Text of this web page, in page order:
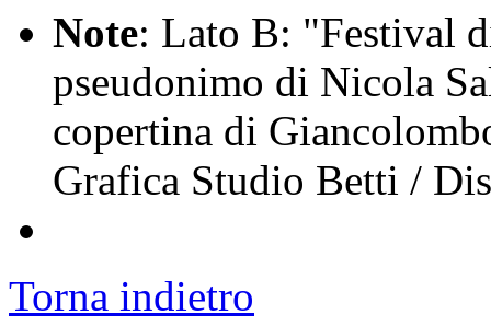
Note: Lato B: "Festival
pseudonimo di Nicola
copertina di
Grafica Studio Betti /
Torna indietro